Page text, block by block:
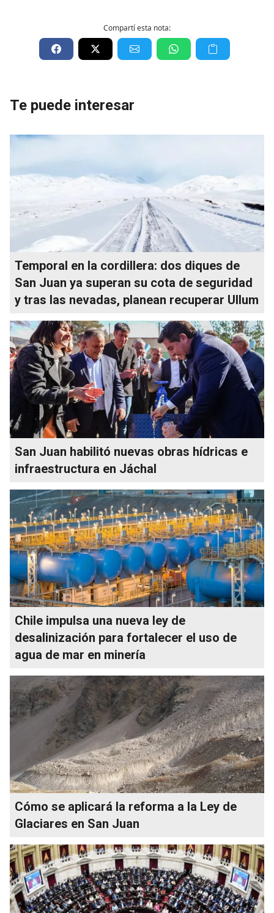
Compartí esta nota:
Te puede interesar
Temporal en la cordillera: dos diques de
San Juan ya superan su cota de seguridad
y tras las nevadas, planean recuperar Ullum
San Juan habilitó nuevas obras hídricas e
infraestructura en Jáchal
Chile impulsa una nueva ley de
desalinización para fortalecer el uso de
agua de mar en minería
Cómo se aplicará la reforma a la Ley de
Glaciares en San Juan